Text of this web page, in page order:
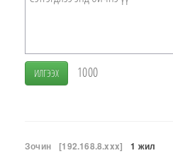
ИЛГЭЭХ 1000
Зочин [192.168.8.xxx] 1 жил